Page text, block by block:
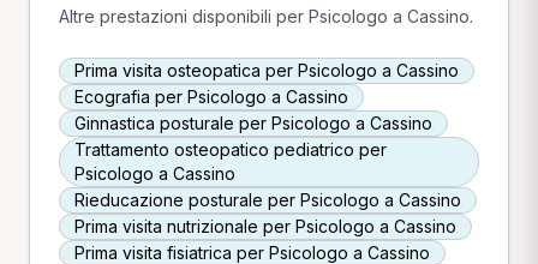
Altre prestazioni disponibili per Psicologo a Cassino.
Prima visita osteopatica per Psicologo a Cassino
Ecografia per Psicologo a Cassino
Ginnastica posturale per Psicologo a Cassino
Trattamento osteopatico pediatrico per
Psicologo a Cassino
Rieducazione posturale per Psicologo a Cassino
Prima visita nutrizionale per Psicologo a Cassino
Prima visita fisiatrica per Psicologo a Cassino